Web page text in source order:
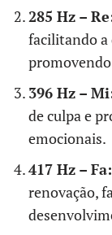
285 Hz –
facilitando a
396 Hz –
de culpa e
emocionais.
417 Hz – Fa:
renovação,